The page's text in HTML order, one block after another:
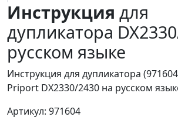
Инструкция для
дупликатора
русском языке
Инструкция для дупликатора
Priport DX2330/2430 на русском
Артикул: 971604